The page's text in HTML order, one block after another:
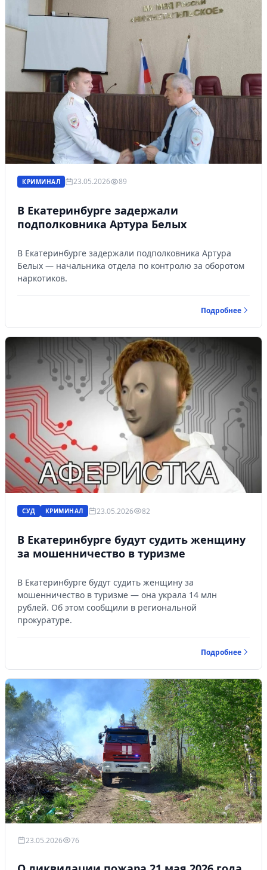
Личный кабинет
Управляйте объявлениями, отслеживайте
публикации и получайте сообщения
Войти или зарегистрироваться
КРИМИНАЛ 23.05.2026 89
В Екатеринбурге задержали
подполковника Артура Белых
В Екатеринбурге задержали подполковника Артура
Белых — начальника отдела по контролю за оборотом
наркотиков.
Подробнее
СУД КРИМИНАЛ 23.05.2026 82
В Екатеринбурге будут судить женщину
за мошенничество в туризме
В Екатеринбурге будут судить женщину за
мошенничество в туризме — она украла 14 млн
рублей. Об этом сообщили в региональной
прокуратуре.
Подробнее
23.05.2026 76